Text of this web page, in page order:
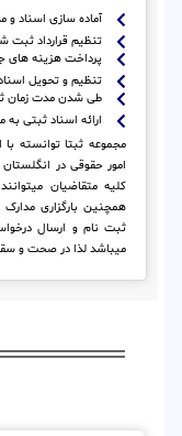
آماده سازی اسناد و
تنظیم قرارداد ثبت
پرداخت هزینه های
تنظیم و تحویل
طی شدن مدت زمان
ارائه اسناد ثبتی به
مجموعه ثبتا توانسته
امور حقوقی در
کلیه متقاضیان
همچنین بارگزاری
ثبت نام و ارسال
میباشد لذا در صحت و